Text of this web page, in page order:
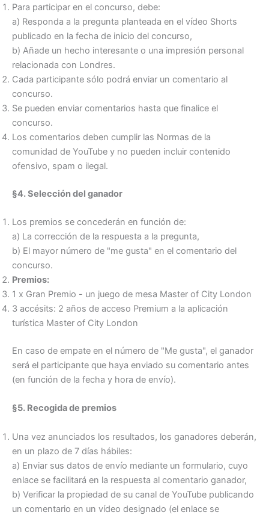
Para participar en el concurso, debe:
a) Responda a la pregunta planteada en el vídeo Shorts
publicado en la fecha de inicio del concurso,
b) Añade un hecho interesante o una impresión personal
relacionada con Londres.
Cada participante sólo podrá enviar un comentario al
concurso.
Se pueden enviar comentarios hasta que finalice el
concurso.
Los comentarios deben cumplir las Normas de la
comunidad de YouTube y no pueden incluir contenido
ofensivo, spam o ilegal.
§4. Selección del ganador
Los premios se concederán en función de:
a) La corrección de la respuesta a la pregunta,
b) El mayor número de "me gusta" en el comentario del
concurso.
Premios:
1 x Gran Premio - un juego de mesa Master of City London
3 accésits: 2 años de acceso Premium a la aplicación
turística Master of City London
En caso de empate en el número de "Me gusta", el ganador
será el participante que haya enviado su comentario antes
(en función de la fecha y hora de envío).
§5. Recogida de premios
Una vez anunciados los resultados, los ganadores deberán,
en un plazo de 7 días hábiles:
a) Enviar sus datos de envío mediante un formulario, cuyo
enlace se facilitará en la respuesta al comentario ganador,
b) Verificar la propiedad de su canal de YouTube publicando
un comentario en un vídeo designado (el enlace se